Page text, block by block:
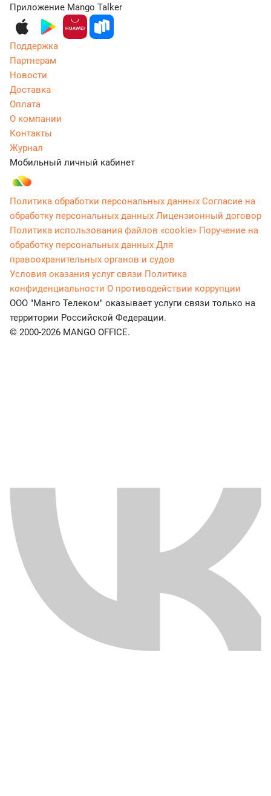
Приложение Mango Talker
Поддержка
Партнерам
Новости
Доставка
Оплата
О компании
Контакты
Журнал
Мобильный личный кабинет
Политика обработки персональных данных Согласие на
обработку персональных данных Лицензионный договор
Политика использования файлов «cookie» Поручение на
обработку персональных данных Для
правоохранительных органов и судов
Условия оказания услуг связи Политика
конфиденциальности О противодействии коррупции
ООО "Манго Телеком" оказывает услуги связи только на
территории Российской Федерации.
© 2000-2026 MANGO OFFICE.